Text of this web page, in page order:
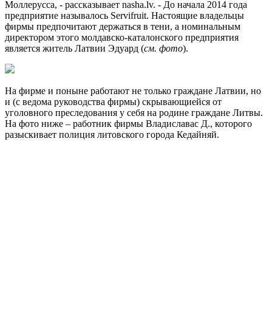
Моллерусса, - рассказывает nasha.lv. - До начала 2014 года
предприятие называлось Servifruit. Настоящие владельцы
фирмы предпочитают держаться в тени, а номинальным
директором этого молдавско-каталонского предприятия
является житель Латвии Эдуард (см. фото).
На фирме и поныне работают не только граждане Латвии, но
и (с ведома руководства фирмы) скрывающиейся от
уголовного преследования у себя на родине граждане Литвы.
На фото ниже – работник фирмы Владиславас Д., которого
разыскивает полиция литовского города Кедайняй.